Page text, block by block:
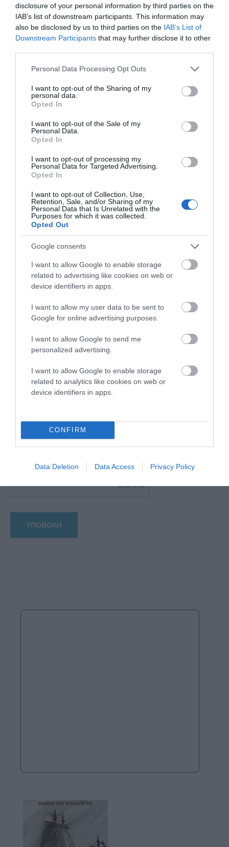
disclosure of your personal information by third parties on the
IAB’s list of downstream participants. This information may
also be disclosed by us to third parties on the IAB’s List of
Downstream Participants that may further disclose it to other
Please note that this website/app uses one or more Google
not limited to your visit or usage behaviour. You may click to
grant or deny consent to Google and its third-party tags to
use your data for below specified purposes in below Google
consent section.
Personal Data Processing Opt Outs
I want to opt-out of the Sharing of my
personal data.
Opted In
I want to opt-out of the Sale of my
Personal Data.
Opted In
I want to opt-out of processing my
Personal Data for Targeted Advertising.
Opted In
I want to opt-out of Collection, Use,
Retention, Sale, and/or Sharing of my
Personal Data that Is Unrelated with the
Purposes for which it was collected.
Opted Out
Google consents
I want to allow Google to enable storage
related to advertising like cookies on web or
device identifiers in apps.
I want to allow my user data to be sent to
Google for online advertising purposes.
I want to allow Google to send me
personalized advertising.
I want to allow Google to enable storage
related to analytics like cookies on web or
device identifiers in apps.
CONFIRM
Data Deletion Data Access Privacy Policy
ΑΦΉΣΤΕ ΈΝΑ ΣΧΌΛΙΟ
Η ηλ. διεύθυνση σας δεν δημοσιεύεται.
σημειώνονται με*
Αποθήκευσε το όνομά μου, email, και τον ιστότοπο μου σε
αυτόν τον πλοηγό για την επόμενη φορά που θα σχολιάσω.